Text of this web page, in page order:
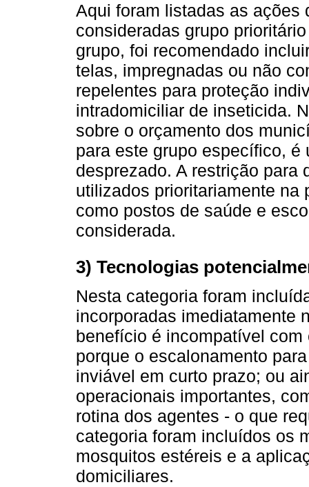
Aqui foram listadas as ações
consideradas grupo
grupo, foi recomendado
telas, impregnadas ou não
repelentes para proteção
intradomiciliar de inseticida.
sobre o orçamento dos
para este grupo específico, é
desprezado. A restrição para
utilizados prioritariamente na
como postos de saúde e
considerada.
3) Tecnologias
Nesta categoria foram
incorporadas imediatamente
benefício é incompatível
porque o escalonamento
inviável em curto prazo; ou
operacionais importantes,
rotina dos agentes - o que
categoria foram incluídos os
mosquitos estéreis e a
domiciliares.